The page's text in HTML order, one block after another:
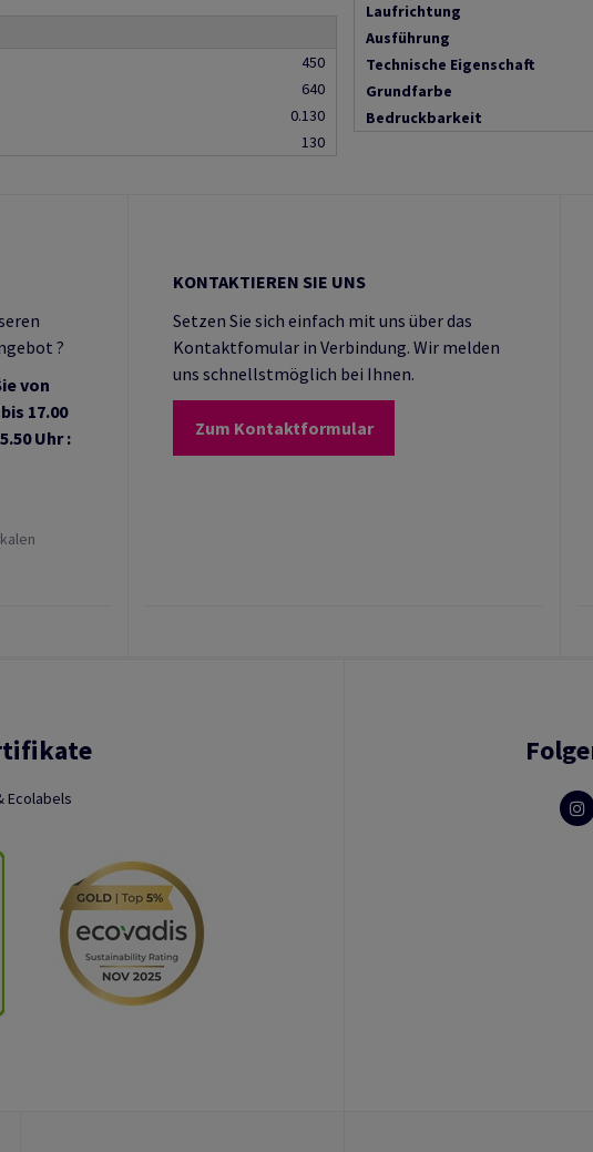
450
640
0.130
130
Laufrichtung
Ausführung
Technische Eigenschaft
Grundfarbe
Bedruckbarkeit
?
von
17.00
Uhr :
KONTAKTIEREN SIE UNS
Setzen Sie sich einfach mit uns über das
Kontaktfomular in Verbindung. Wir melden
uns schnellstmöglich bei Ihnen.
Zum Kontaktformular
Ecolabels